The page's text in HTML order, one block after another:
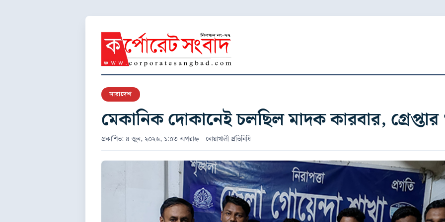
সারাদেশ
মেকানিক দোকানেই চলছিল মাদক কারবার, গ্রেপ্তার
প্রকাশিত: ৪ জুন, ২০২৬, ১:০৩ অপরাহ্ন · নোয়াখালী প্রতিনিধি